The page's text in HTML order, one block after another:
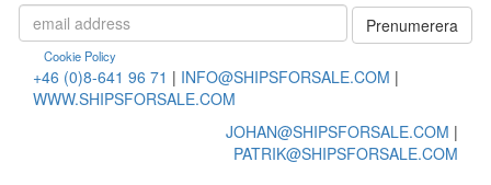
Cookie Policy
+46 (0)8-641 96 71 | INFO@SHIPSFORSALE.COM |
WWW.SHIPSFORSALE.COM
JOHAN@SHIPSFORSALE.COM |
PATRIK@SHIPSFORSALE.COM